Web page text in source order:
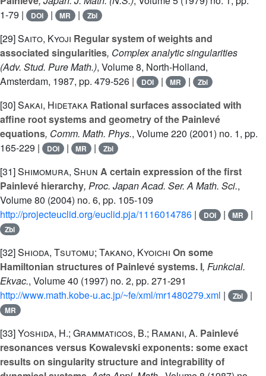
1-79 |
DOI | MR | Zbl
[29]Saito, Kyoji Regular system of weights and
associated singularities, Complex analytic singularities
(Adv. Stud. Pure Math.), Volume 8, North-Holland,
Amsterdam, 1987, pp. 479-526 |
DOI | MR | Zbl
[30]Sakai, Hidetaka Rational surfaces associated with
affine root systems and geometry of the Painlevé
equations, Comm. Math. Phys., Volume 220 (2001) no. 1, pp.
165-229 |
DOI | MR | Zbl
[31]Shimomura, Shun A certain expression of the first
Painlevé hierarchy, Proc. Japan Acad. Ser. A Math. Sci.,
Volume 80 (2004) no. 6, pp. 105-109
http://projecteuclid.org/euclid.pja/1116014786 | DOI | MR |
Zbl
[32]Shioda, Tsutomu; Takano, Kyoichi On some
Hamiltonian structures of Painlevé systems. I, Funkcial.
Ekvac., Volume 40 (1997) no. 2, pp. 271-291
http://www.math.kobe-u.ac.jp/~fe/xml/mr1480279.xml | Zbl |
MR
[33]Yoshida, H.; Grammaticos, B.; Ramani, A. Painlevé
resonances versus Kowalevski exponents: some exact
results on singularity structure and integrability of